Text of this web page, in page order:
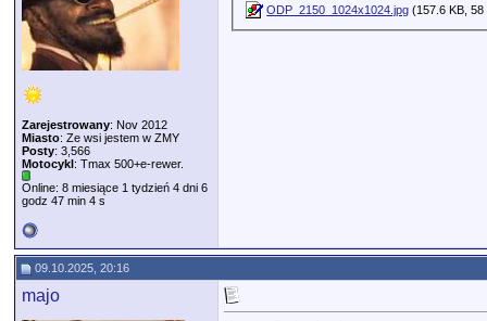
Zarejestrowany: Nov 2012
Miasto: Ze wsi jestem w ZMY
Posty: 3,566
Motocykl: Tmax 500+e-rewer.
Online: 8 miesiące 1 tydzień 4 dni 6
godz 47 min 4 s
ODP_2150_1024x1024.jpg (157.6 KB,
09.10.2025, 20:16
majo